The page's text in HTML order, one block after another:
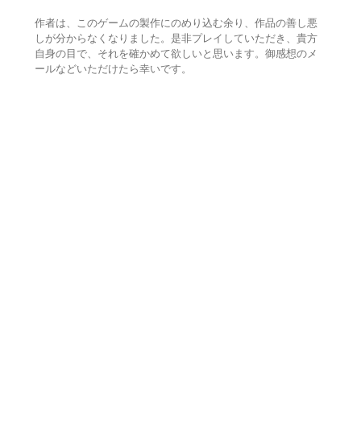
作者は、このゲームの製作にのめり込む余り、作品の善し悪
しが分からなくなりました。是非プレイしていただき、貴方
自身の目で、それを確かめて欲しいと思います。御感想のメ
ールなどいただけたら幸いです。